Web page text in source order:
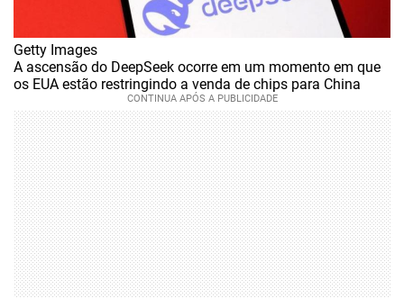
Getty Images
A ascensão do DeepSeek ocorre em um momento em que
os EUA estão restringindo a venda de chips para China